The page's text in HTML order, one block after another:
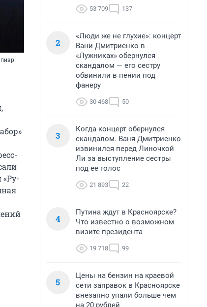
53 709 137
2
«Люди же не глухие»: концерт
Вани Дмитриенко в
«Лужниках» обернулся
скандалом — его сестру
обвинили в пении под
фанеру
30 468 50
3
Когда концерт обернулся
скандалом. Ваня Дмитриенко
извинился перед Линочкой
Ли за выступление сестры
под ее голос
21 893 22
4
Путина ждут в Красноярске?
Что известно о возможном
визите президента
19 718 99
5
Цены на бензин на краевой
сети заправок в Красноярске
внезапно упали больше чем
на 20 рублей